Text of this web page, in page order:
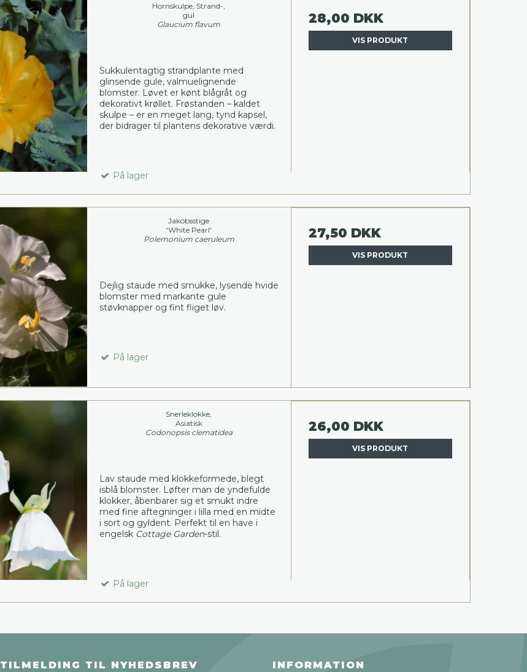
Hornskulpe, Strand-,
gul
Glaucium flavum
Sukkulentagtig strandplante med
glinsende gule, valmuelignende
blomster. Løvet er kønt blågråt og
dekorativt krøllet. Frøstanden – kaldet
skulpe – er en meget lang, tynd kapsel,
der bidrager til plantens dekorative værdi.
På lager
28,00 DKK
VIS PRODUKT
Jakobsstige
'White Pearl'
Polemonium caeruleum
Dejlig staude med smukke, lysende hvide
blomster med markante gule
støvknapper og fint fliget løv.
På lager
27,50 DKK
VIS PRODUKT
Snerleklokke,
Asiatisk
Codonopsis clematidea
Lav staude med klokkeformede, blegt
isblå blomster. Løfter man de yndefulde
klokker, åbenbarer sig et smukt indre
med fine aftegninger i lilla med en midte
i sort og gyldent. Perfekt til en have i
engelsk Cottage Garden-stil.
På lager
26,00 DKK
VIS PRODUKT
TILMELDING TIL NYHEDSBREV INFORMATION